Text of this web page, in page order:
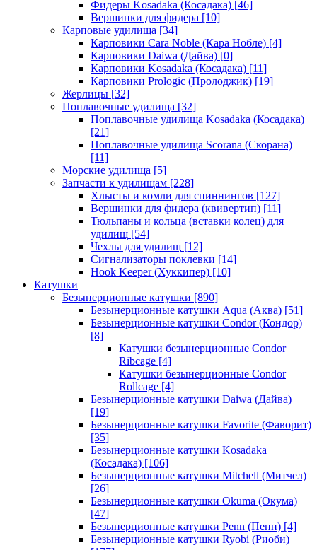
Фидеры Kosadaka (Косадака) [46]
Вершинки для фидера [10]
Карповые удилища [34]
Карповики Cara Noble (Кара Нобле) [4]
Карповики Daiwa (Дайва) [0]
Карповики Kosadaka (Косадака) [11]
Карповики Prologic (Пролоджик) [19]
Жерлицы [32]
Поплавочные удилища [32]
Поплавочные удилища Kosadaka (Косадака)
[21]
Поплавочные удилища Scorana (Скорана)
[11]
Морские удилища [5]
Запчасти к удилищам [228]
Хлысты и комли для спиннингов [127]
Вершинки для фидера (квивертип) [11]
Тюльпаны и кольца (вставки колец) для
удилищ [54]
Чехлы для удилищ [12]
Сигнализаторы поклевки [14]
Hook Keeper (Хуккипер) [10]
Катушки
Безынерционные катушки [890]
Безынерционные катушки Aqua (Аква) [51]
Безынерционные катушки Condor (Кондор)
[8]
Катушки безынерционные Condor
Ribcage [4]
Катушки безынерционные Condor
Rollcage [4]
Безынерционные катушки Daiwa (Дайва)
[19]
Безынерционные катушки Favorite (Фаворит)
[35]
Безынерционные катушки Kosadaka
(Косадака) [106]
Безынерционные катушки Mitchell (Митчел)
[26]
Безынерционные катушки Okuma (Окума)
[47]
Безынерционные катушки Penn (Пенн) [4]
Безынерционные катушки Ryobi (Риоби)